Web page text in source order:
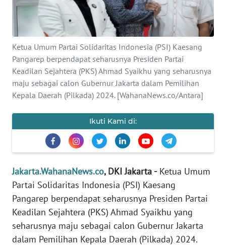
Ketua Umum Partai Solidaritas Indonesia (PSI) Kaesang
Pangarep berpendapat seharusnya Presiden Partai
Keadilan Sejahtera (PKS) Ahmad Syaikhu yang seharusnya
maju sebagai calon Gubernur Jakarta dalam Pemilihan
Kepala Daerah (Pilkada) 2024. [WahanaNews.co/Antara]
Ikuti Kami di:
Jakarta.WahanaNews.co, DKI Jakarta -Ketua Umum
Partai Solidaritas Indonesia (PSI) Kaesang
Pangarep berpendapat seharusnya Presiden Partai
Keadilan Sejahtera (PKS) Ahmad Syaikhu yang
seharusnya maju sebagai calon Gubernur Jakarta
dalam Pemilihan Kepala Daerah (Pilkada) 2024.
KAMI
INFO
IKLAN
TENTANG
SIBER
REDAKSI
KARIR
DISCLAIMER